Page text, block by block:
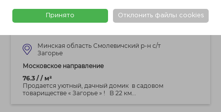
Принято Отклонить файлы cookies
Смолевичский р-н, Московское напр. 22
Минская область Смолевичский р-н с/т
Загорье
Московское направление
76.3 / / м²
Продается уютный, дачный домик в садовом
товариществе « Загорье » ! В 22 км...